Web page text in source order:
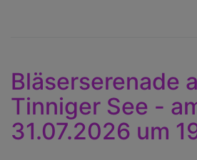
Bläserserenade
Tinniger See -
31.07.2026 um